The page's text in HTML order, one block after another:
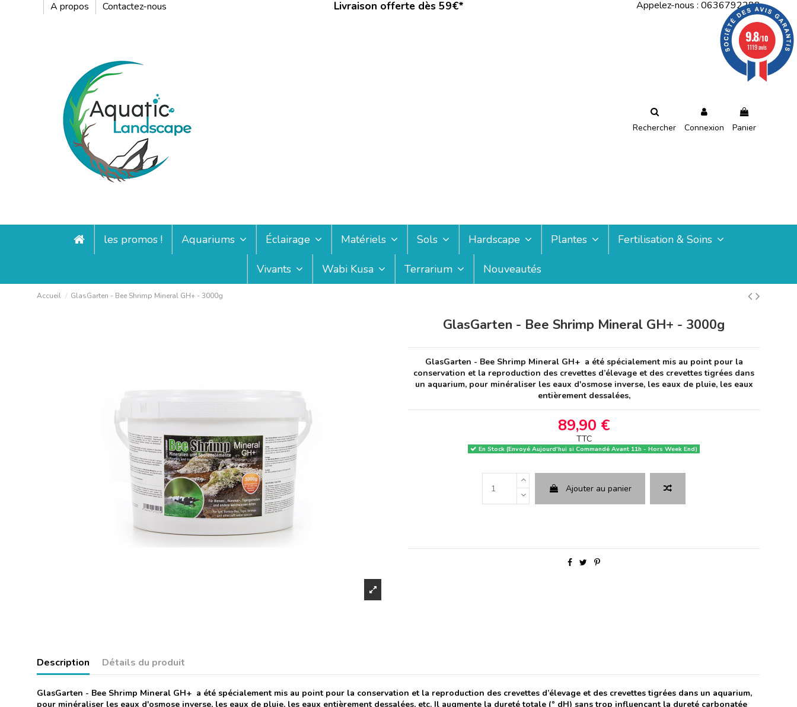
A propos Contactez-nous Livraison offerte dès 59€* Appelez-nous : 0636792288
Rechercher Connexion Panier
les promos ! Aquariums Éclairage Matériels Sols Hardscape Plantes Fertilisation & Soins
Vivants Wabi Kusa Terrarium Nouveautés
Accueil GlasGarten - Bee Shrimp Mineral GH+ - 3000g
GlasGarten - Bee Shrimp Mineral GH+ - 3000g
GlasGarten - Bee Shrimp Mineral GH+ a été spécialement mis au point pour la
conservation et la reproduction des crevettes d’élevage et des crevettes tigrées dans
un aquarium, pour minéraliser les eaux d'osmose inverse, les eaux de pluie, les eaux
entièrement dessalées,
89,90 €
TTC
En Stock (Envoyé Aujourd'hui si Commandé Avant 11h - Hors Week End)
Ajouter au panier
Description Détails du produit
GlasGarten - Bee Shrimp Mineral GH+ a été spécialement mis au point pour la conservation et la reproduction des crevettes d’élevage et des crevettes tigrées dans un aquarium,
pour minéraliser les eaux d'osmose inverse, les eaux de pluie, les eaux entièrement dessalées, etc. Il augmente la dureté totale (° dH) sans trop influençant la dureté carbonatée
9.8/10
1119 avis